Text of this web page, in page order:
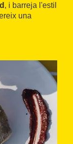
, i barreja l'estil
una